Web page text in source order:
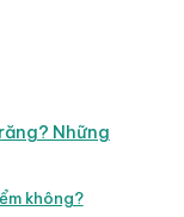
Những
không?